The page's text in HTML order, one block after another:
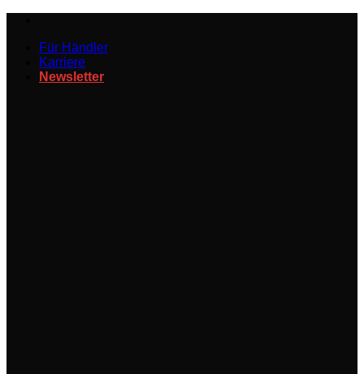
springenFür Händler
Karriere
Newsletter